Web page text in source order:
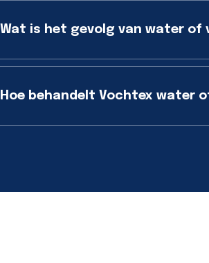
Wat is het gevolg van water of
Hoe behandelt Vochtex water